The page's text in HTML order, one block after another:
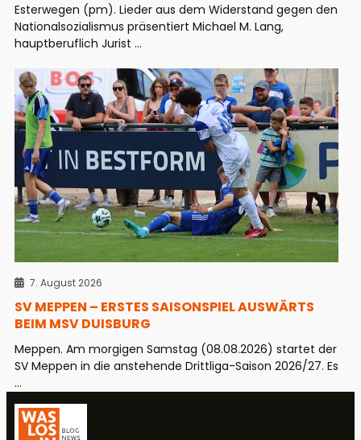
Esterwegen (pm). Lieder aus dem Widerstand gegen den
Nationalsozialismus präsentiert Michael M. Lang,
hauptberuflich Jurist ...
7. August 2026
SV MEPPEN – ERSTES SAISONSPIEL AUSWÄRTS
BEIM MSV DUISBURG
Meppen. Am morgigen Samstag (08.08.2026) startet der
SV Meppen in die anstehende Drittliga-Saison 2026/27. Es
...